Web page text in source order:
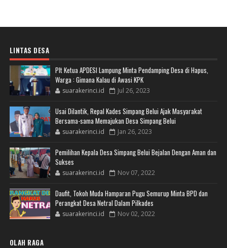
LINTAS DESA
Plt Ketua APDESI Lampung Minta Pendamping Desa di Hapus,
Warga : Gimana Kalau di Awasi KPK
suarakerinci.id Jul 26, 2023
Usai Dilantik, Repal Kades Simpang Belui Ajak Masyarakat
Bersama-sama Memajukan Desa Simpang Belui
suarakerinci.id Jan 26, 2023
Pemilihan Kepala Desa Simpang Belui Bejalan Dengan Aman dan
Sukses
suarakerinci.id Nov 07, 2022
Daufit, Tokoh Muda Hamparan Pugu Semurup Minta BPD dan
Perangkat Desa Netral Dalam Pilkades
suarakerinci.id Nov 02, 2022
OLAH RAGA